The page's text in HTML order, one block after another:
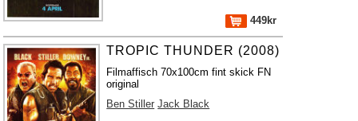
449kr
TROPIC THUNDER (2008)
Filmaffisch 70x100cm fint skick FN
original
Ben Stiller Jack Black